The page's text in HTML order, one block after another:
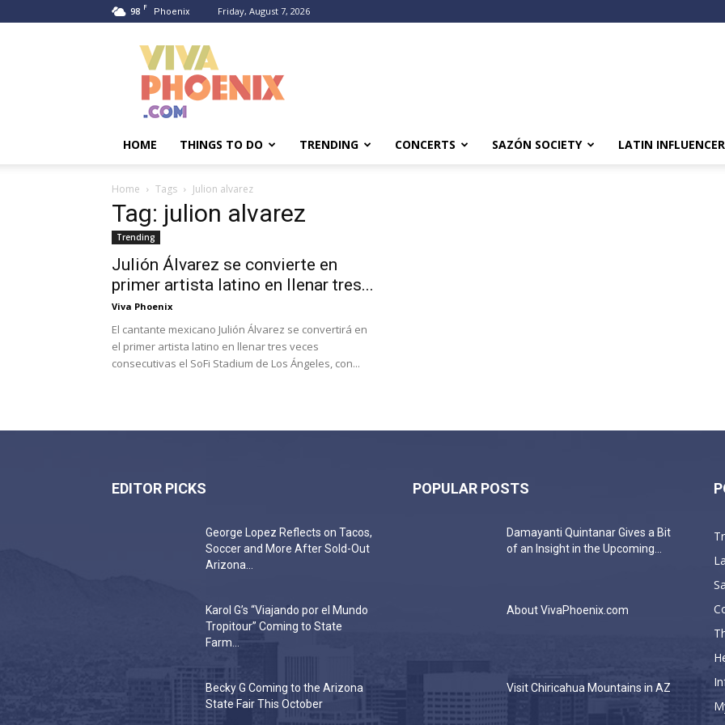
98 F Phoenix Friday, August 7, 2026
HOME THINGS TO DO TRENDING CONCERTS SAZÓN SOCIETY LATIN
Home Tags Julion alvarez
Tag: julion alvarez
Trending
Julión Álvarez se convierte en
primer artista latino en llenar tres...
Viva Phoenix
El cantante mexicano Julión Álvarez se convertirá en
el primer artista latino en llenar tres veces
consecutivas el SoFi Stadium de Los Ángeles, con...
EDITOR PICKS
George Lopez Reflects on Tacos,
Soccer and More After Sold-Out
Arizona...
Karol G’s “Viajando por el Mundo
Tropitour” Coming to State
Farm...
Becky G Coming to the Arizona
State Fair This October
POPULAR POSTS
Damayanti Quintanar Gives a Bit
of an Insight in the Upcoming...
About VivaPhoenix.com
Visit Chiricahua Mountains in AZ